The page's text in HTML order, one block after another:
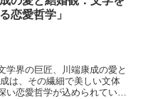
恋愛哲学」
学界の巨匠、川端康成の愛と
は、その繊細で美しい文体
い恋愛哲学が込められていま